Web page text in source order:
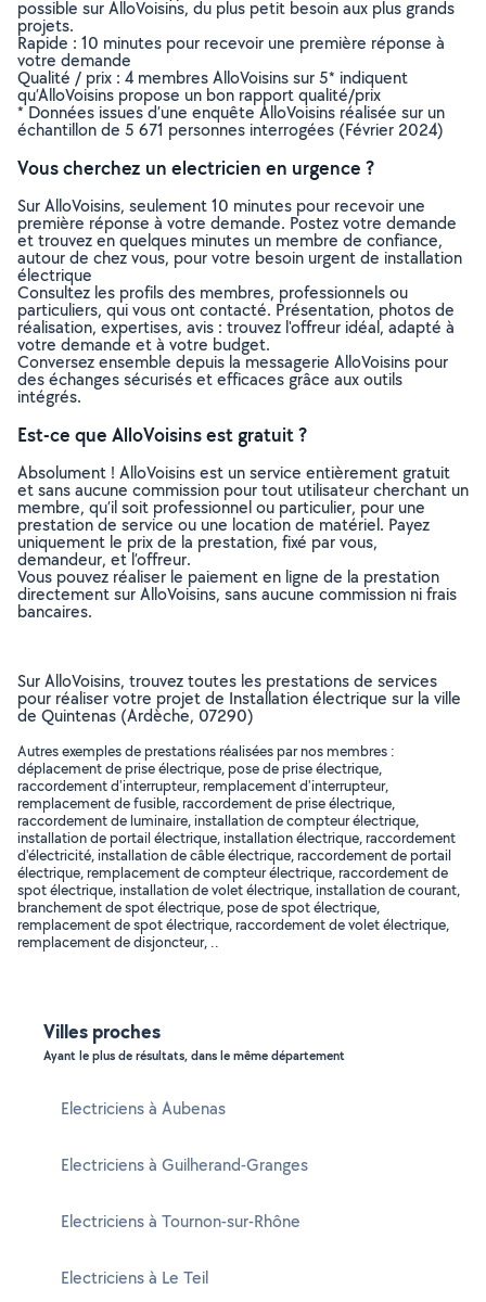
possible sur AlloVoisins, du plus petit besoin aux plus grands
projets.
Rapide : 10 minutes pour recevoir une première réponse à
votre demande
Qualité / prix : 4 membres AlloVoisins sur 5* indiquent
qu’AlloVoisins propose un bon rapport qualité/prix
* Données issues d’une enquête AlloVoisins réalisée sur un
échantillon de 5 671 personnes interrogées (Février 2024)
Vous cherchez un electricien en urgence ?
Sur AlloVoisins, seulement 10 minutes pour recevoir une
première réponse à votre demande. Postez votre demande
et trouvez en quelques minutes un membre de confiance,
autour de chez vous, pour votre besoin urgent de installation
électrique
Consultez les profils des membres, professionnels ou
particuliers, qui vous ont contacté. Présentation, photos de
réalisation, expertises, avis : trouvez l'offreur idéal, adapté à
votre demande et à votre budget.
Conversez ensemble depuis la messagerie AlloVoisins pour
des échanges sécurisés et efficaces grâce aux outils
intégrés.
Est-ce que AlloVoisins est gratuit ?
Absolument ! AlloVoisins est un service entièrement gratuit
et sans aucune commission pour tout utilisateur cherchant un
membre, qu’il soit professionnel ou particulier, pour une
prestation de service ou une location de matériel. Payez
uniquement le prix de la prestation, fixé par vous,
demandeur, et l’offreur.
Vous pouvez réaliser le paiement en ligne de la prestation
directement sur AlloVoisins, sans aucune commission ni frais
bancaires.
Sur AlloVoisins, trouvez toutes les prestations de services
pour réaliser votre projet de Installation électrique sur la ville
de Quintenas (Ardèche, 07290)
Autres exemples de prestations réalisées par nos membres :
déplacement de prise électrique, pose de prise électrique,
raccordement d'interrupteur, remplacement d'interrupteur,
remplacement de fusible, raccordement de prise électrique,
raccordement de luminaire, installation de compteur électrique,
installation de portail électrique, installation électrique, raccordement
d'électricité, installation de câble électrique, raccordement de portail
électrique, remplacement de compteur électrique, raccordement de
spot électrique, installation de volet électrique, installation de courant,
branchement de spot électrique, pose de spot électrique,
remplacement de spot électrique, raccordement de volet électrique,
remplacement de disjoncteur, ..
Villes proches
Ayant le plus de résultats, dans le même département
Electriciens à Aubenas
Electriciens à Guilherand-Granges
Electriciens à Tournon-sur-Rhône
Electriciens à Le Teil